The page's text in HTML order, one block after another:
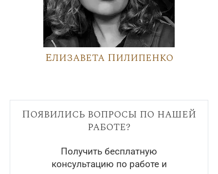
Елизавета Пилипенко
Появились вопросы по нашей
работе?
Получить бесплатную
консультацию по работе и